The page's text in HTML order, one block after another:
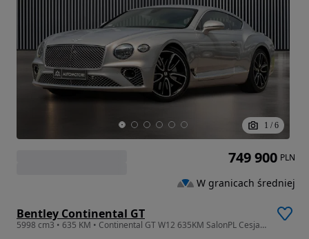
1 / 6
Bentley Continental GT
5998 cm3 • 635 KM • Continental GT W12 635KM SalonPL Cesja/Gwarancja/FirstEdition/Mulliner
749 900 PLN
W granicach średniej